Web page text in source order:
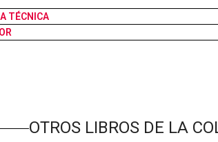
de las que inicialmente había
tal como la expusiera en 1933 en su última
TÉCNICA
OTROS LIBROS DE LA